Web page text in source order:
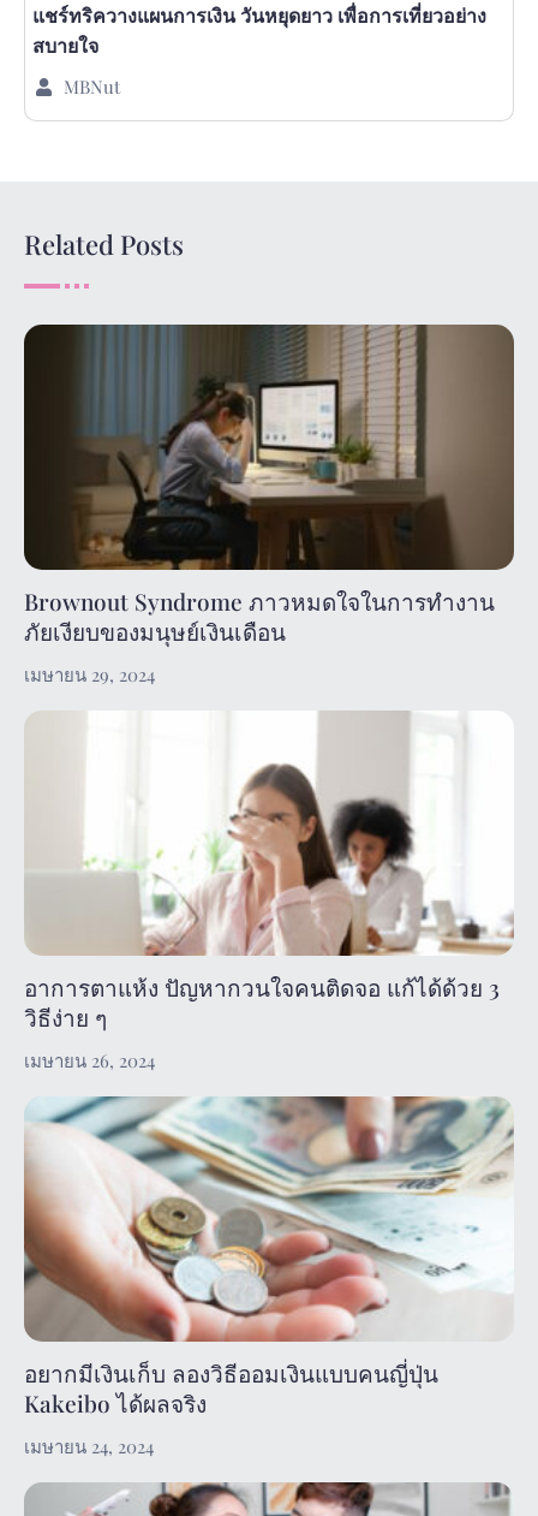
แชร์ทริควางแผนการเงิน วันหยุดยาว เพื่อการเที่ยวอย่าง
สบายใจ
MBNut
Related Posts
Brownout Syndrome ภาวหมดใจในการทำงาน
ภัยเงียบของมนุษย์เงินเดือน
เมษายน 29, 2024
อาการตาแห้ง ปัญหากวนใจคนติดจอ แก้ได้ด้วย 3
วิธีง่าย ๆ
เมษายน 26, 2024
อยากมีเงินเก็บ ลองวิธีออมเงินแบบคนญี่ปุ่น
Kakeibo ได้ผลจริง
เมษายน 24, 2024